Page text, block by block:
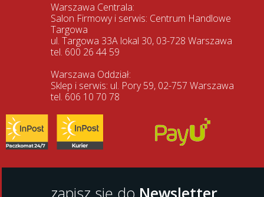
Warszawa Centrala:
Salon Firmowy i serwis: Centrum Handlowe
Targowa
ul. Targowa 33A lokal 30, 03-728 Warszawa
tel. 600 26 44 59
Warszawa Oddział:
Sklep i serwis: ul. Pory 59, 02-757 Warszawa
tel. 606 10 70 78
zapisz się do Newsletter